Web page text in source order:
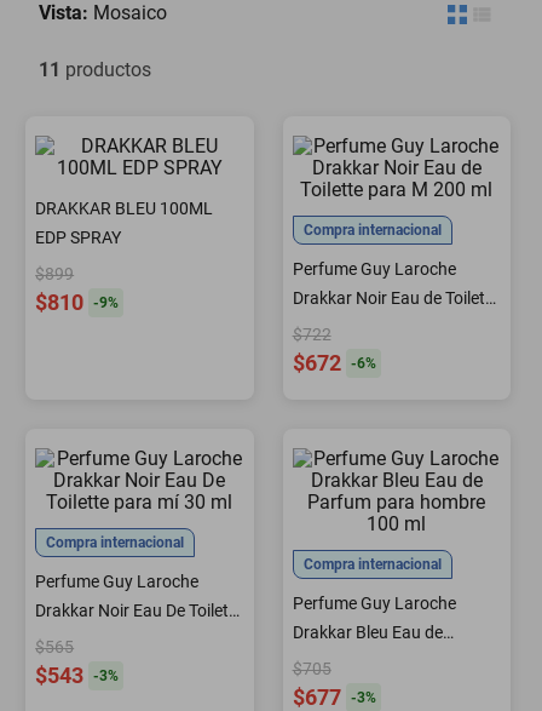
Vista: Mosaico
11 productos
DRAKKAR BLEU 100ML
EDP SPRAY
$899
$810 -9%
Compra internacional
Perfume Guy Laroche
Drakkar Noir Eau de Toilette
para M 200 ml
$722
$672 -6%
Compra internacional
Perfume Guy Laroche
Drakkar Noir Eau De Toilette
para mí 30 ml
$565
$543 -3%
Compra internacional
Perfume Guy Laroche
Drakkar Bleu Eau de
Parfum para hombre 100
ml
$705
$677 -3%